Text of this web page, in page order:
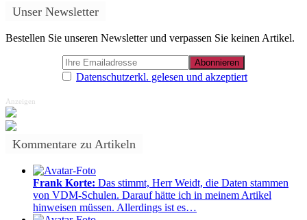
Unser Newsletter
Bestellen Sie unseren Newsletter und verpassen Sie keinen Artikel.
Datenschutzerkl. gelesen und akzeptiert
Anzeigen
Kommentare zu Artikeln
Frank Korte: Das stimmt, Herr Weidt, die Daten stammen
von VDM-Schulen. Darauf hätte ich in meinem Artikel
hinweisen müssen. Allerdings ist es…